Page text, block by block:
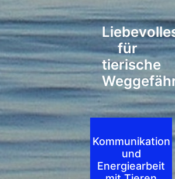
für
tierische
Kommunikation
und
Energiearbeit